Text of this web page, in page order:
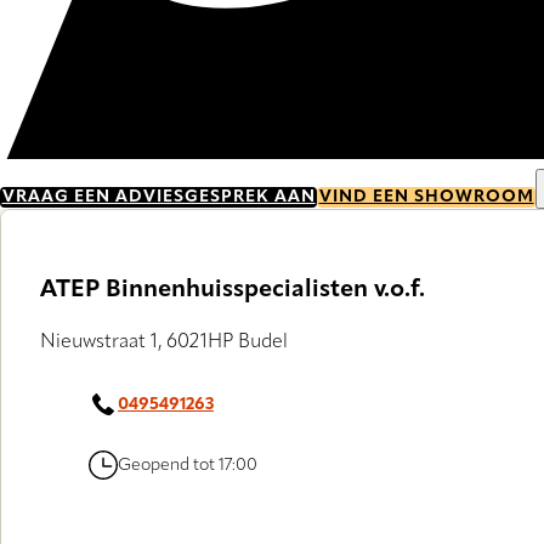
VRAAG EEN ADVIESGESPREK AAN VIND EEN SHOWROOM
ATEP Binnenhuisspecialisten v.o.f.
Nieuwstraat 1, 6021HP Budel
0495491263
Geopend tot 17:00